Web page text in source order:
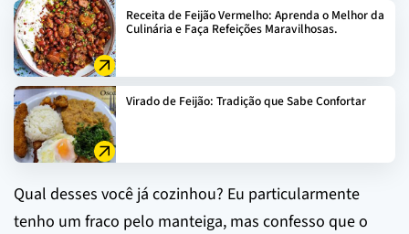
Receita de Feijão Vermelho: Aprenda o Melhor da
Culinária e Faça Refeições Maravilhosas.
Virado de Feijão: Tradição que Sabe Confortar
Qual desses você já cozinhou? Eu particularmente
tenho um fraco pelo manteiga, mas confesso que o